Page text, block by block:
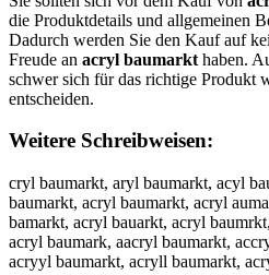
die Produktdetails und allgemeinen
Dadurch werden Sie den Kauf auf
Freude an acryl baumarkt haben.
schwer sich für das richtige Produkt
entscheiden.
Weitere Schreibweisen:
cryl baumarkt, aryl baumarkt, acyl
baumarkt, acryl baumarkt, acryl
bamarkt, acryl bauarkt, acryl
acryl baumark, aacryl baumarkt,
acryyl baumarkt, acryll baumarkt,